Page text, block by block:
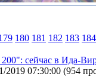
180 181 182 183 184
сейчас в Ида-
2019 07:30:00 (954